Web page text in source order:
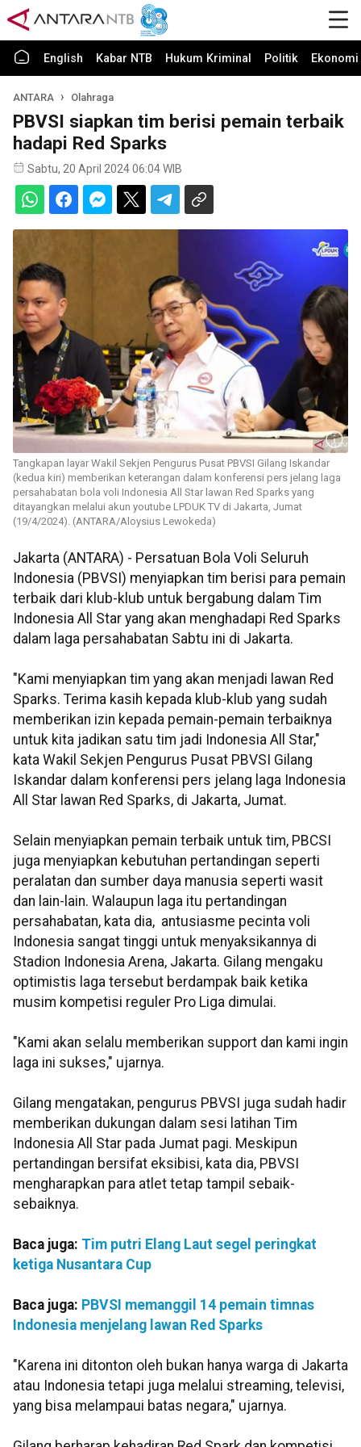
English Kabar NTB Hukum Kriminal Politik
ANTARA Olahraga
PBVSI siapkan tim berisi pemain terbaik
hadapi Red Sparks
Sabtu, 20 April 2024 06:04 WIB
Tangkapan layar Wakil Sekjen Pengurus Pusat PBVSI Gilang Iskandar
(kedua kiri) memberikan keterangan dalam konferensi pers jelang laga
persahabatan bola voli Indonesia All Star lawan Red Sparks yang
ditayangkan melalui akun youtube LPDUK TV di Jakarta, Jumat
(19/4/2024). (ANTARA/Aloysius Lewokeda)
Jakarta (ANTARA) - Persatuan Bola Voli Seluruh
Indonesia (PBVSI) menyiapkan tim berisi para pemain
terbaik dari klub-klub untuk bergabung dalam Tim
Indonesia All Star yang akan menghadapi Red Sparks
dalam laga persahabatan Sabtu ini di Jakarta.
"Kami menyiapkan tim yang akan menjadi lawan Red
Sparks. Terima kasih kepada klub-klub yang sudah
memberikan izin kepada pemain-pemain terbaiknya
untuk kita jadikan satu tim jadi Indonesia All Star,"
kata Wakil Sekjen Pengurus Pusat PBVSI Gilang
Iskandar dalam konferensi pers jelang laga Indonesia
All Star lawan Red Sparks, di Jakarta, Jumat.
Selain menyiapkan pemain terbaik untuk tim, PBCSI
juga menyiapkan kebutuhan pertandingan seperti
peralatan dan sumber daya manusia seperti wasit
dan lain-lain. Walaupun laga itu pertandingan
persahabatan, kata dia, antusiasme pecinta voli
Indonesia sangat tinggi untuk menyaksikannya di
Stadion Indonesia Arena, Jakarta. Gilang mengaku
optimistis laga tersebut berdampak baik ketika
musim kompetisi reguler Pro Liga dimulai.
"Kami akan selalu memberikan support dan kami ingin
laga ini sukses," ujarnya.
Gilang mengatakan, pengurus PBVSI juga sudah hadir
memberikan dukungan dalam sesi latihan Tim
Indonesia All Star pada Jumat pagi. Meskipun
pertandingan bersifat eksibisi, kata dia, PBVSI
mengharapkan para atlet tetap tampil sebaik-
sebaiknya.
Baca juga: Tim putri Elang Laut segel peringkat
ketiga Nusantara Cup
Baca juga: PBVSI memanggil 14 pemain timnas
Indonesia menjelang lawan Red Sparks
"Karena ini ditonton oleh bukan hanya warga di Jakarta
atau Indonesia tetapi juga melalui streaming, televisi,
yang bisa melampaui batas negara," ujarnya.